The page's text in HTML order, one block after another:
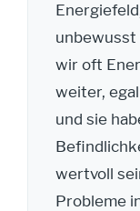
unbewusst
wir oft
weiter,
und sie
wertvoll
Probleme